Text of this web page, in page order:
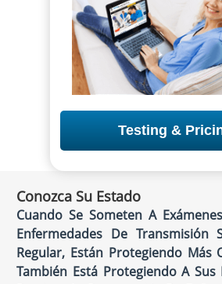
Testing &
Conozca Su Estado
Cuando Se Someten A
Enfermedades De Transmisión
Regular, Están Protegiendo Más
También Está Protegiendo A Sus